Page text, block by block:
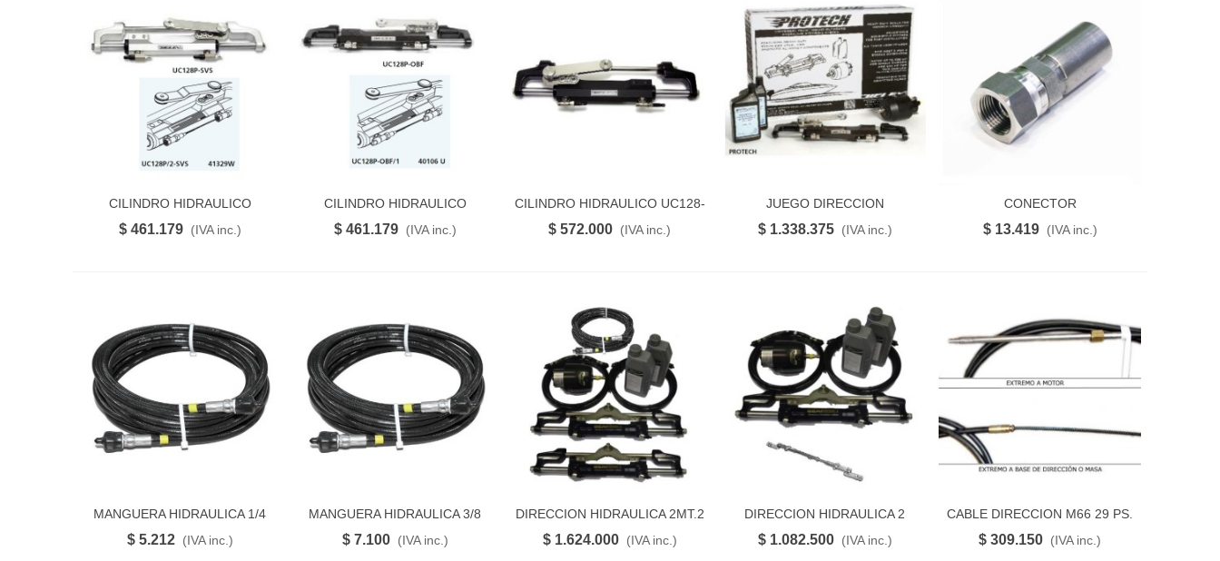
FAVORITO
CILINDRO HIDRAULICO
UC128P-OBF/2
$ 461.179 (IVA inc.)
FAVORITO
CILINDRO HIDRAULICO
UC128P-OBF/1
$ 461.179 (IVA inc.)
FAVORITO
CILINDRO HIDRAULICO UC128-
OBF/1
$ 572.000 (IVA inc.)
FAVORITO
JUEGO DIRECCION
HIDRAULICO PROTECH 1.0
$ 1.338.375 (IVA inc.)
FAVORITO
CONECTOR
MANG.HIDR.1/4(SE-PF-04-14-
$ 13.419 (IVA inc.)
FAVORITO
MANGUERA HIDRAULICA 1/4
(NH04)
$ 5.212 (IVA inc.)
FAVORITO
MANGUERA HIDRAULICA 3/8
(NH06)
$ 7.100 (IVA inc.)
FAVORITO
DIRECCION HIDRAULICA 2MT.2
CILINDROS(MO350 HT2-R1-25)
$ 1.624.000 (IVA inc.)
FAVORITO
DIRECCION HIDRAULICA 2
MT.1 CILINDRO(MO350 HT1-
R1-25)
$ 1.082.500 (IVA inc.)
FAVORITO
CABLE DIRECCION M66 29 PS.
$ 309.150 (IVA inc.)